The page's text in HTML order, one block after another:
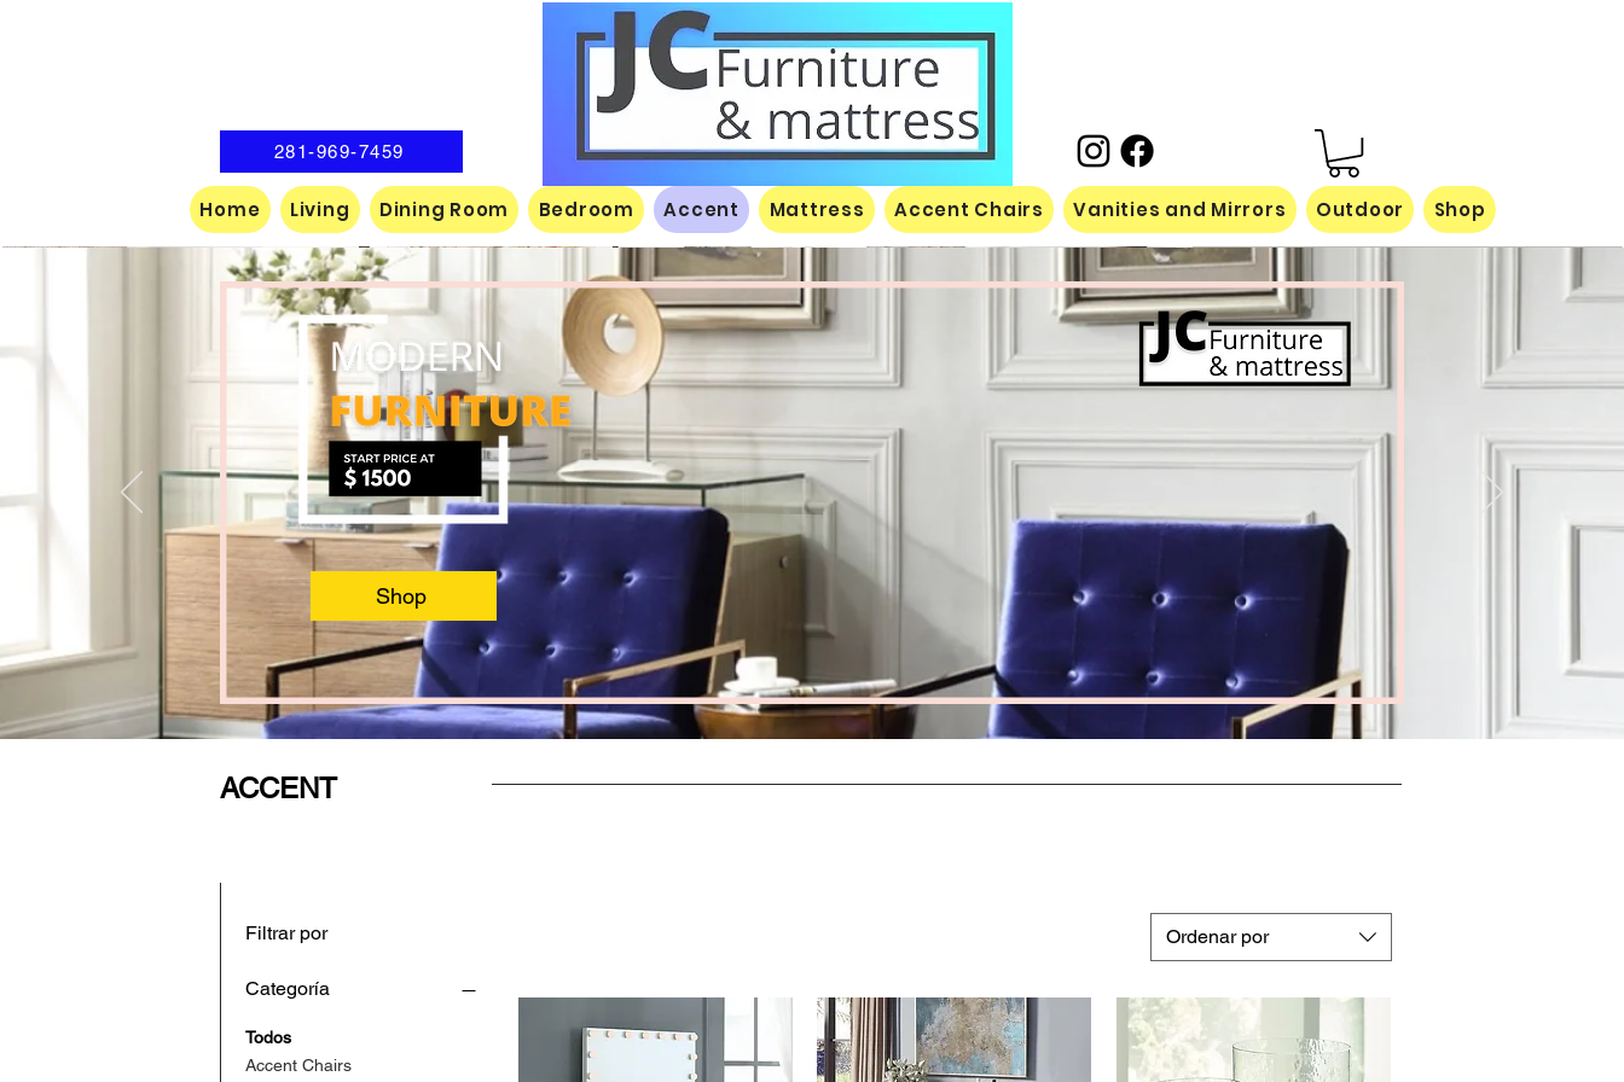
281-969-7459
Home Living Dining Room Bedroom Accent Mattress Accent Chairs Vanities and Mirrors Outdoor Shop
Shop
ACCENT
Filtrar por
Categoría
Todos
Accent Chairs
Ordenar por